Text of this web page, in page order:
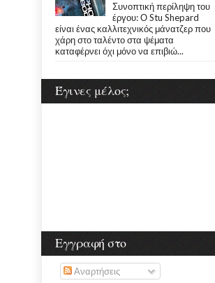
Συνοπτική περίληψη του
έργου: Ο Stu Shepard
είναι ένας καλλιτεχνικός μάνατζερ που
χάρη στο ταλέντο στα ψέματα
καταφέρνει όχι μόνο να επιβιώ...
Έγινες μέλος;
Εγγραφή στο
Αναρτήσεις